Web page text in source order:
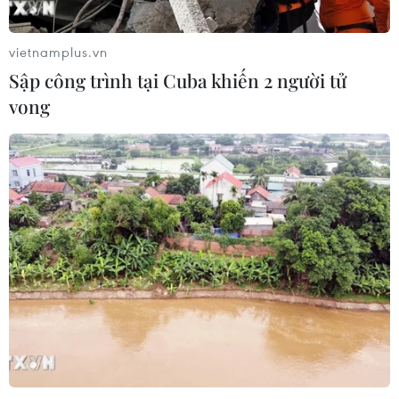
07/08/2026 11:18
Có 50 cơ sở kiểm nghiệm được GACC
chấp nhận phục vụ xuất khẩu mít,
sầu riêng
07/08/2026 10:27
Giá dầu tăng trước những lo ngại về
kế hoạch mở lại Eo biển Hormuz
07/08/2026 08:58
Nhà đầu tư Anh đề xuất siêu dự án Tổ
vietnamplus.vn
Sập công trình tại Cuba khiến 2 người tử
vong